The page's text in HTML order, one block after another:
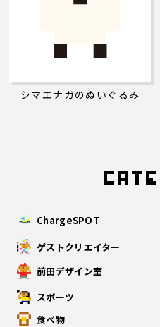
ChargeSPOT
ゲストクリエイター
前田デザイン室
スポーツ
食べ物
シマエナガのぬいぐるみ